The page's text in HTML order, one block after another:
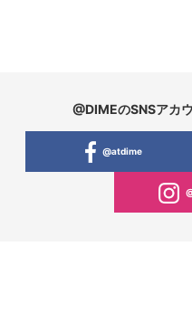
@DIMEのSNSアカ
@atdime